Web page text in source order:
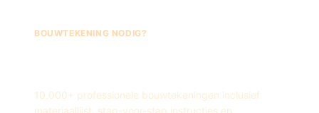
BOUWTEKENING NODIG?
10.000+ professionele bouwtekeningen inclusief
materiaallijst, stap-voor-stap instructies en